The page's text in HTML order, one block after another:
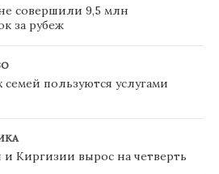
совершили 9,5 млн
за рубеж
пользуются услугами
Киргизии вырос на четверть